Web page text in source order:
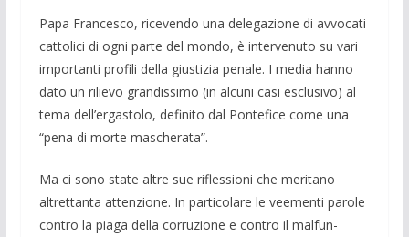
Papa Francesco, ricevendo una delega­zione di avvocati
cattolici di ogni parte del mondo, è intervenuto su vari
impor­tanti profili della giustizia penale. I me­dia hanno
dato un rilievo grandissimo (in alcuni casi esclusivo) al
tema dell’ergastolo, definito dal Pontefice come una
“pena di morte mascherata”.
Ma ci sono state altre sue riflessioni che meritano
altrettanta attenzione. In particolare le veementi parole
contro la piaga della corruzione e contro il malfun­